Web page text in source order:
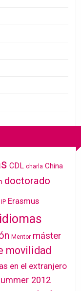
CDL charla China
doctorado
Erasmus
idiomas
Mentor máster
movilidad
en el extranjero
2012